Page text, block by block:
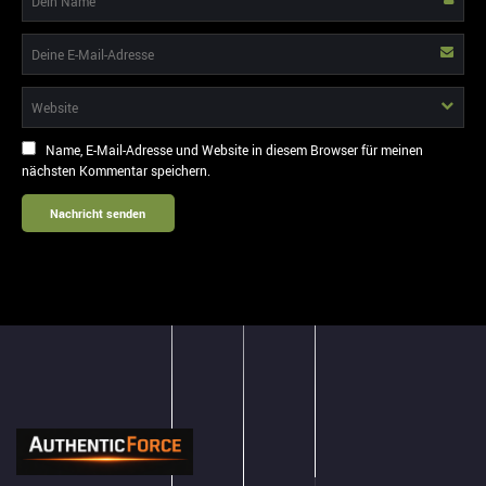
Name, E-Mail-Adresse und Website in diesem Browser für meinen
nächsten Kommentar speichern.